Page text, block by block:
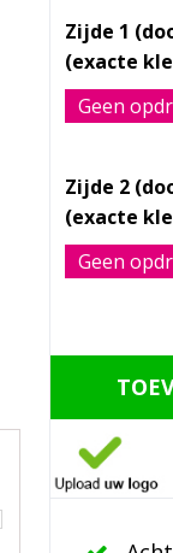
Zijde 1
Geen
Zijde 2
Geen